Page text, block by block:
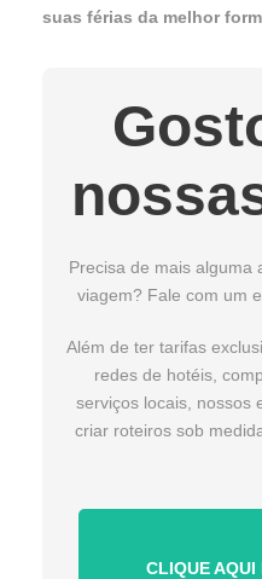
suas férias da melhor
Precisa de mais alguma
viagem? Fale com um
Além de ter tarifas
redes de hotéis,
serviços locais, nossos
criar roteiros sob
CLIQUE AQUI